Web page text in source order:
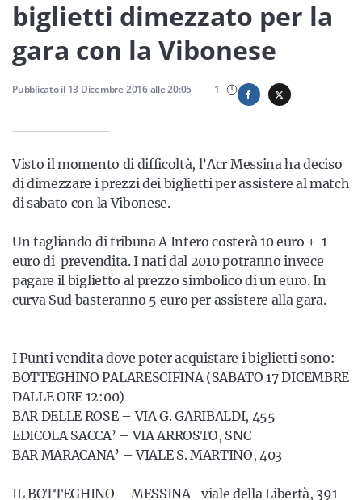
Servizi
Resta sempre aggiornato con le ultime news, iscriviti alla
nostra newsletter
biglietti dimezzato per la
gara con la Vibonese
Pubblicato il 13 Dicembre 2016alle20:05 1'
Visto il momento di difficoltà, l’Acr Messina ha deciso
di dimezzare i prezzi dei biglietti per assistere al match
di sabato con la Vibonese.
Un tagliando di tribuna A Intero costerà 10 euro + 1
euro di prevendita. I nati dal 2010 potranno invece
pagare il biglietto al prezzo simbolico di un euro. In
curva Sud basteranno 5 euro per assistere alla gara.
I Punti vendita dove poter acquistare i biglietti sono:
BOTTEGHINO PALARESCIFINA (SABATO 17 DICEMBRE
DALLE ORE 12:00)
BAR DELLE ROSE – VIA G. GARIBALDI, 455
EDICOLA SACCA’ – VIA ARROSTO, SNC
BAR MARACANA’ – VIALE S. MARTINO, 403
IL BOTTEGHINO – MESSINA -viale della Libertà, 391